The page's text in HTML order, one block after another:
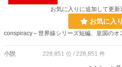
お気に入りに追加して更新
お気に入
conspiracy～世界線シリーズ短編、皇国のオ
小説 228,851 位 / 228,851 件